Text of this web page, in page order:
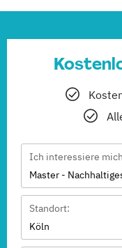
Ich interessiere
Master -
Standort:
Köln